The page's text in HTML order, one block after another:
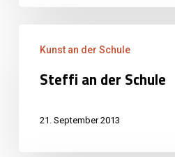
Kunst an der Schule
Steffi an der Schule
21. September 2013